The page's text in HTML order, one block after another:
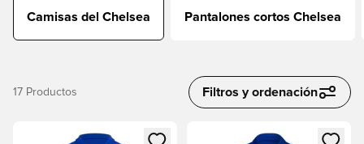
Camisas del Chelsea Pantalones cortos Chelsea
17 Productos Filtros y ordenación
Abre un modal para iniciar sesión o registrarse como
Abre un modal para iniciar